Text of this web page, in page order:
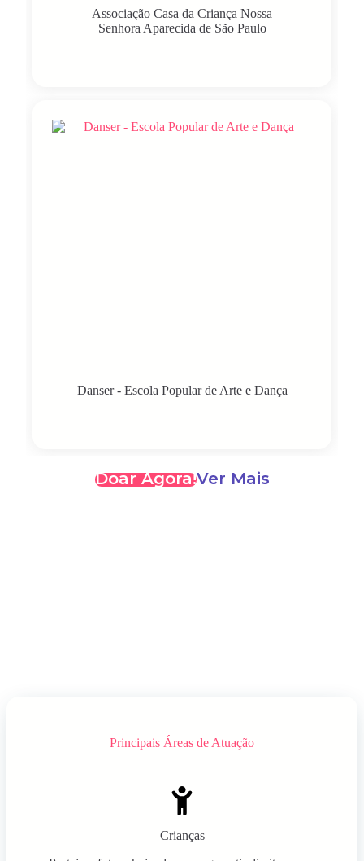
Associação Casa da Criança Nossa
Senhora Aparecida de São Paulo
Danser - Escola Popular de Arte e Dança
Doar Agora!Ver Mais
Principais Áreas de Atuação
Crianças